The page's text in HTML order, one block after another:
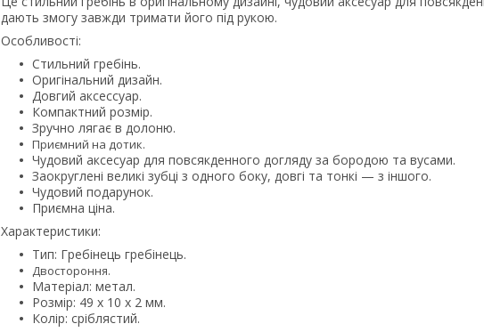
дають змогу завжди тримати його під рукою.
Особливості:
Стильний гребінь.
Оригінальний дизайн.
Довгий aкceccуap.
Компактний розмір.
Зручно лягає в долоню.
Приємний на дотик.
Чудовий аксесуар для повсякденного догляду за бородою та вусами.
Заокруглені великі зубці з одного боку, довгі та тонкі — з іншого.
Чудовий подарунок.
Приємна ціна.
Характеристики:
Тип: Гребінець гребінець.
Двостороння.
Матеріал: метал.
Розмір: 49 х 10 х 2 мм.
Колір: сріблястий.